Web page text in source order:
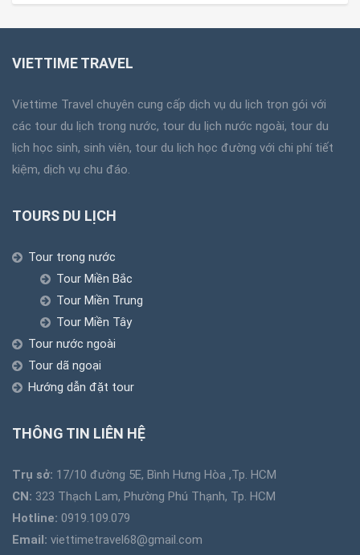
VIETTIME TRAVEL
Viettime Travel chuyên cung cấp dịch vụ du lịch trọn gói với
các tour du lịch trong nước, tour du lịch nước ngoài, tour du
lịch học sinh, sinh viên, tour du lịch học đường với chi phí tiết
kiệm, dịch vụ chu đáo.
TOURS DU LỊCH
Tour trong nước
Tour Miền Bắc
Tour Miền Trung
Tour Miền Tây
Tour nước ngoài
Tour dã ngoại
Hướng dẫn đặt tour
THÔNG TIN LIÊN HỆ
Trụ sở: 17/10 đường 5E, Bình Hưng Hòa ,Tp. HCM
CN: 323 Thạch Lam, Phường Phú Thạnh, Tp. HCM
Hotline: 0919.109.079
Email: viettimetravel68@gmail.com